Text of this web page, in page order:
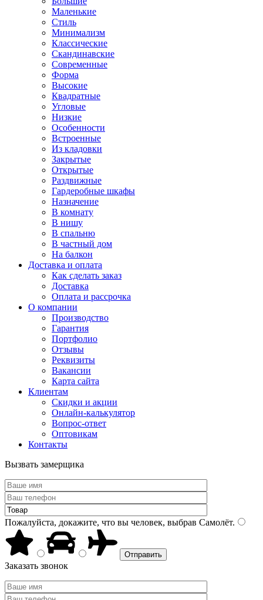
Маленькие
Стиль
Минимализм
Классические
Скандинавские
Современные
Форма
Высокие
Квадратные
Угловые
Низкие
Особенности
Встроенные
Из кладовки
Закрытые
Открытые
Раздвижные
Гардеробные шкафы
Назначение
В комнату
В нишу
В спальню
В частный дом
На балкон
Доставка и оплата
Как сделать заказ
Доставка
Оплата и рассрочка
О компании
Производство
Гарантия
Портфолио
Отзывы
Реквизиты
Вакансии
Карта сайта
Клиентам
Скидки и акции
Онлайн-калькулятор
Вопрос-ответ
Оптовикам
Контакты
Вызвать замерщика
Пожалуйста, докажите, что вы человек, выбрав Самолёт.
Заказать звонок